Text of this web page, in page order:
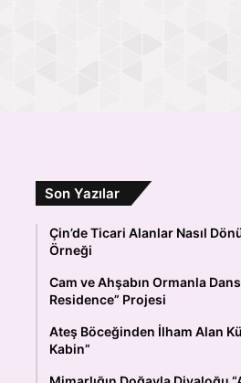
Son Yazılar
Çin’de Ticari Alanlar Nasıl
Örneği
Cam ve Ahşabın Ormanla
Residence” Projesi
Ateş Böceğinden İlham Alan
Kabin”